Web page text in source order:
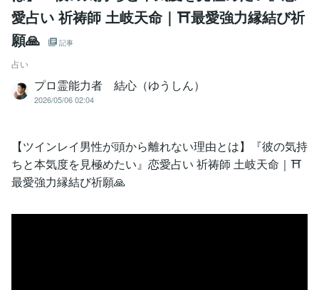
愛占い 祈祷師 土岐天命｜⛩️最愛強力縁結び祈
願🙏
記事
占い
プロ霊能力者 結心（ゆうしん）
2026/05/06 02:04
【ツインレイ男性が頭から離れない理由とは】『彼の気持
ちと本気度を見極めたい』恋愛占い 祈祷師 土岐天命｜⛩️
最愛強力縁結び祈願🙏